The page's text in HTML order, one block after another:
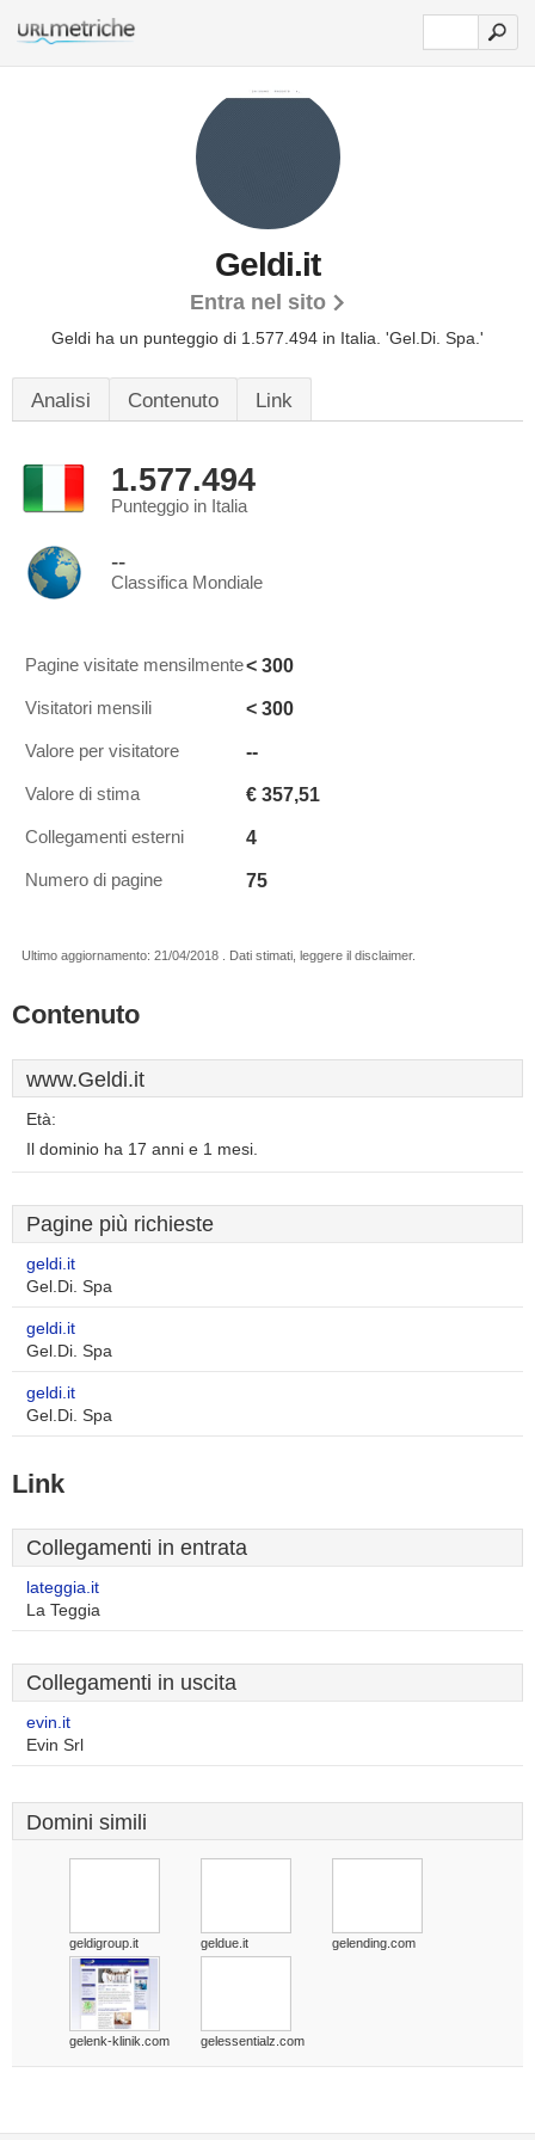
Geldi.it
Entra nel sito
Geldi ha un punteggio di 1.577.494 in Italia. 'Gel.Di. Spa.'
Analisi Contenuto Link
1.577.494
Punteggio in Italia
--
Classifica Mondiale
Pagine visitate mensilmente< 300
Visitatori mensili < 300
Valore per visitatore --
Valore di stima € 357,51
Collegamenti esterni 4
Numero di pagine 75
Ultimo aggiornamento: 21/04/2018 . Dati stimati, leggere il disclaimer.
Contenuto
www.Geldi.it
Età:
Il dominio ha 17 anni e 1 mesi.
Pagine più richieste
geldi.it
Gel.Di. Spa
geldi.it
Gel.Di. Spa
geldi.it
Gel.Di. Spa
Link
Collegamenti in entrata
lateggia.it
La Teggia
Collegamenti in uscita
evin.it
Evin Srl
Domini simili
geldigroup.it geldue.it gelending.com
gelenk-klinik.com gelessentialz.com